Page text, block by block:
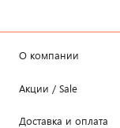
О компании
Акции / Sale
Доставка и оплата